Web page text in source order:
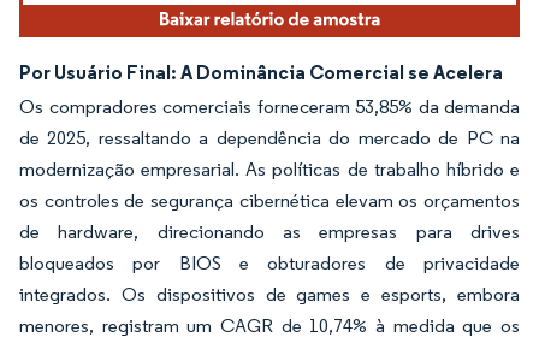
Por Usuário Final: A Dominância Comercial se Acelera
Os compradores comerciais forneceram 53,85% da demanda
de 2025, ressaltando a dependência do mercado de PC na
modernização empresarial. As políticas de trabalho híbrido e
os controles de segurança cibernética elevam os orçamentos
de hardware, direcionando as empresas para drives
bloqueados por BIOS e obturadores de privacidade
integrados. Os dispositivos de games e esports, embora
menores, registram um CAGR de 10,74% à medida que os